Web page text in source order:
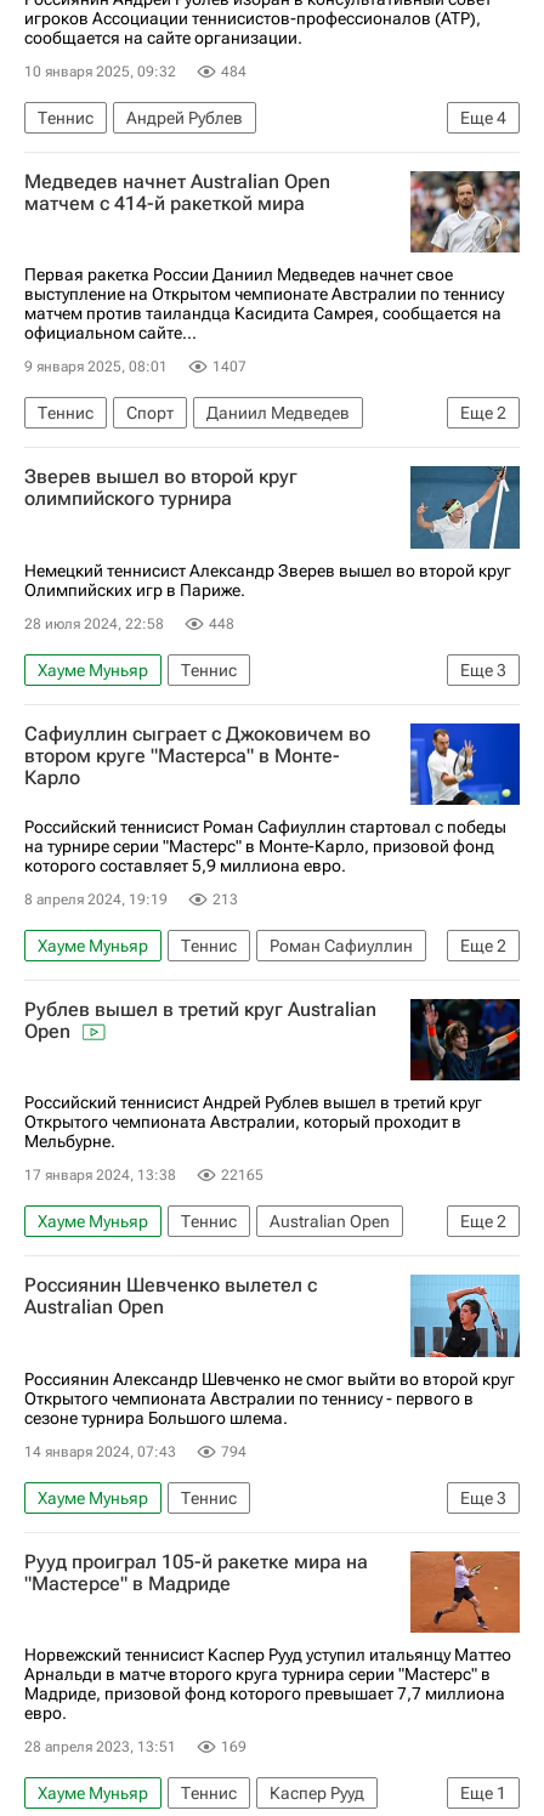
игроков Ассоциации теннисистов-профессионалов (ATP),
сообщается на сайте организации.
10 января 2025, 09:32 484
Еще4
Теннис
Андрей Рублев
Ассоциация теннисистов-профессионалов (ATP)
Педро Мартинес
Александр Зверев Спорт
Медведев начнет Australian Open
матчем с 414-й ракеткой мира
Первая ракетка России Даниил Медведев начнет свое
выступление на Открытом чемпионате Австралии по теннису
матчем против таиландца Касидита Самрея, сообщается на
официальном сайте...
9 января 2025, 08:01 1407
Еще2
Теннис Спорт
Даниил Медведев
Андрей Рублев
Янник Синнер
Зверев вышел во второй круг
олимпийского турнира
Немецкий теннисист Александр Зверев вышел во второй круг
Олимпийских игр в Париже.
28 июля 2024, 22:58 448
Еще3
Хауме Муньяр
Теннис
Летние Олимпийские игры 2024
Александр Зверев
Париж
Сафиуллин сыграет с Джоковичем во
втором круге "Мастерса" в Монте-
Карло
Российский теннисист Роман Сафиуллин стартовал с победы
на турнире серии "Мастерс" в Монте-Карло, призовой фонд
которого составляет 5,9 миллиона евро.
8 апреля 2024, 19:19 213
Еще2
Хауме Муньяр Теннис
Роман Сафиуллин
Новак Джокович
ATP Masters Монте-Карло
Рублев вышел в третий круг Australian
Open
Российский теннисист Андрей Рублев вышел в третий круг
Открытого чемпионата Австралии, который проходит в
Мельбурне.
17 января 2024, 13:38 22165
Еще2
Хауме Муньяр Теннис
Australian Open
Андрей Рублев
Себастьян Корда
Россиянин Шевченко вылетел с
Australian Open
Россиянин Александр Шевченко не смог выйти во второй круг
Открытого чемпионата Австралии по теннису - первого в
сезоне турнира Большого шлема.
14 января 2024, 07:43 794
Еще3
Хауме Муньяр
Теннис
Александр Шевченко
Станислас Вавринка
Australian Open
Рууд проиграл 105-й ракетке мира на
"Мастерсе" в Мадриде
Норвежский теннисист Каспер Рууд уступил итальянцу Маттео
Арнальди в матче второго круга турнира серии "Мастерс" в
Мадриде, призовой фонд которого превышает 7,7 миллиона
евро.
28 апреля 2023, 13:51 169
Еще 1
Хауме Муньяр Теннис
Каспер Рууд